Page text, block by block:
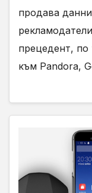
продава
прецедент, по
към Pandora,